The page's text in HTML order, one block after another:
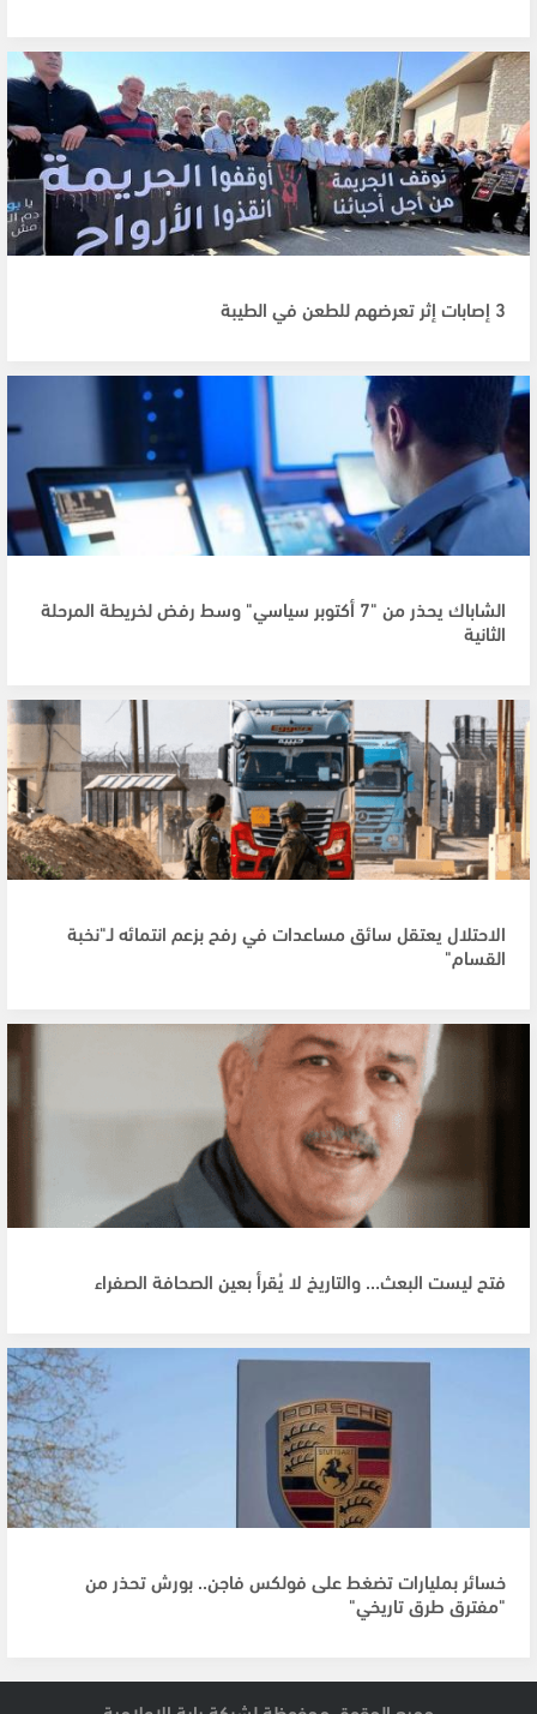
3 إصابات إثر تعرضهم للطعن في الطيبة
الشاباك يحذر من "7 أكتوبر سياسي" وسط رفض لخريطة المرحلة
الثانية
الاحتلال يعتقل سائق مساعدات في رفح بزعم انتمائه لـ"نخبة
القسام"
فتح ليست البعث… والتاريخ لا يُقرأ بعين الصحافة الصفراء
خسائر بمليارات تضغط على فولكس فاجن.. بورش تحذر من
"مفترق طرق تاريخي"